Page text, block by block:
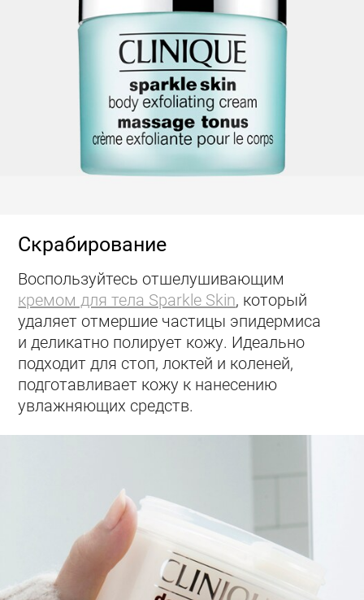
Скрабирование
Воспользуйтесь отшелушивающим
кремом для тела Sparkle Skin, который
удаляет отмершие частицы эпидермиса
и деликатно полирует кожу. Идеально
подходит для стоп, локтей и коленей,
подготавливает кожу к нанесению
увлажняющих средств.